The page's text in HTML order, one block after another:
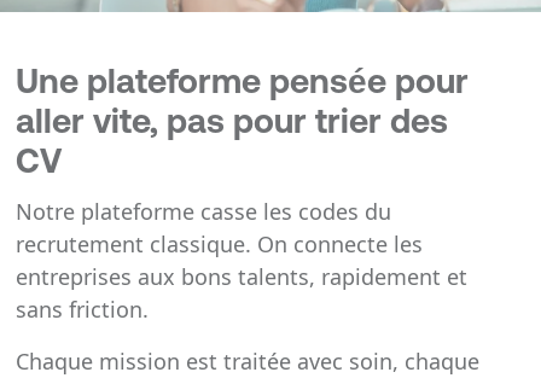
Une plateforme pensée pour
aller vite, pas pour trier des
CV
Notre plateforme casse les codes du
recrutement classique. On connecte les
entreprises aux bons talents, rapidement et
sans friction.
Chaque mission est traitée avec soin, chaque